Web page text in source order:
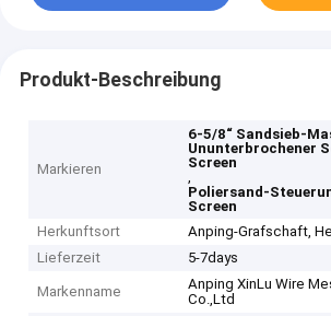
Produkt-Beschreibung
Markieren
6-5/8“ Sandsieb-
Ununterbrochener
Screen
,
Poliersand-
Screen
Herkunftsort
Anping-Grafschaft,
Lieferzeit
5-7days
Markenname
Anping XinLu Wire
Co.,Ltd